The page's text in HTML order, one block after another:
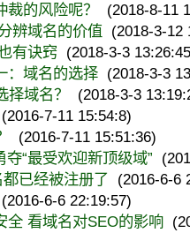
的风险呢？
(2018-8-11
辨域名的价值 (2018-3-12
有诀窍 (2018-3-3
：域名的选择 (2018-3-3
域名？
(2018-3-3
(2016-7-11 15:54:8)
(2016-7-11 15:51:36)
“最受欢迎新顶级域”
已经被注册了 (2016-6-6
(2016-6-6 22:19:57)
全 看域名对SEO的影响